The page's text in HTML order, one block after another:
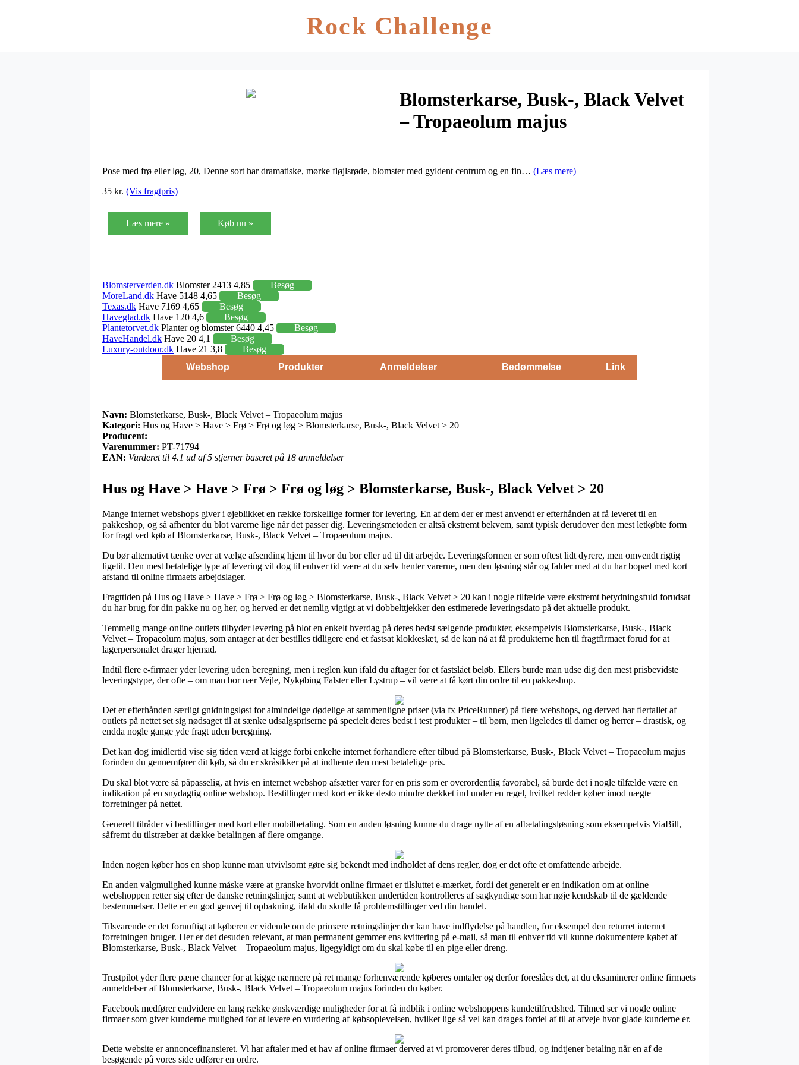
Rock Challenge
Blomsterkarse, Busk-, Black Velvet
– Tropaeolum majus
Pose med frø eller løg, 20, Denne sort har dramatiske, mørke fløjlsrøde, blomster med gyldent centrum og en fin… (Læs mere)
35 kr. (Vis fragtpris)
Læs mere » Køb nu »
Blomsterverden.dk Blomster 2413 4,85
Besøg
MoreLand.dk Have 5148 4,65
Besøg
Texas.dk Have 7169 4,65
Besøg
Haveglad.dk Have 120 4,6
Besøg
Plantetorvet.dk Planter og blomster 6440 4,45
Besøg
HaveHandel.dk Have 20 4,1
Besøg
Luxury-outdoor.dk Have 21 3,8
Besøg
Webshop
Produkter Anmeldelser Bedømmelse Link
Navn: Blomsterkarse, Busk-, Black Velvet – Tropaeolum majus
Kategori: Hus og Have > Have > Frø > Frø og løg > Blomsterkarse, Busk-, Black Velvet > 20
Producent:
Varenummer: PT-71794
EAN: Vurderet til 4.1 ud af 5 stjerner baseret på 18 anmeldelser
Hus og Have > Have > Frø > Frø og løg > Blomsterkarse, Busk-, Black Velvet > 20
Mange internet webshops giver i øjeblikket en række forskellige former for levering. En af dem der er mest anvendt er efterhånden at få leveret til en
pakkeshop, og så afhenter du blot varerne lige når det passer dig. Leveringsmetoden er altså ekstremt bekvem, samt typisk derudover den mest letkøbte form
for fragt ved køb af Blomsterkarse, Busk-, Black Velvet – Tropaeolum majus.
Du bør alternativt tænke over at vælge afsending hjem til hvor du bor eller ud til dit arbejde. Leveringsformen er som oftest lidt dyrere, men omvendt rigtig
ligetil. Den mest betalelige type af levering vil dog til enhver tid være at du selv henter varerne, men den løsning står og falder med at du har bopæl med kort
afstand til online firmaets arbejdslager.
Fragttiden på Hus og Have > Have > Frø > Frø og løg > Blomsterkarse, Busk-, Black Velvet > 20 kan i nogle tilfælde være ekstremt betydningsfuld forudsat
du har brug for din pakke nu og her, og herved er det nemlig vigtigt at vi dobbelttjekker den estimerede leveringsdato på det aktuelle produkt.
Temmelig mange online outlets tilbyder levering på blot en enkelt hverdag på deres bedst sælgende produkter, eksempelvis Blomsterkarse, Busk-, Black
Velvet – Tropaeolum majus, som antager at der bestilles tidligere end et fastsat klokkeslæt, så de kan nå at få produkterne hen til fragtfirmaet forud for at
lagerpersonalet drager hjemad.
Indtil flere e-firmaer yder levering uden beregning, men i reglen kun ifald du aftager for et fastslået beløb. Ellers burde man udse dig den mest prisbevidste
leveringstype, der ofte – om man bor nær Vejle, Nykøbing Falster eller Lystrup – vil være at få kørt din ordre til en pakkeshop.
Det er efterhånden særligt gnidningsløst for almindelige dødelige at sammenligne priser (via fx PriceRunner) på flere webshops, og derved har flertallet af
outlets på nettet set sig nødsaget til at sænke udsalgspriserne på specielt deres bedst i test produkter – til børn, men ligeledes til damer og herrer – drastisk, og
endda nogle gange yde fragt uden beregning.
Det kan dog imidlertid vise sig tiden værd at kigge forbi enkelte internet forhandlere efter tilbud på Blomsterkarse, Busk-, Black Velvet – Tropaeolum majus
forinden du gennemfører dit køb, så du er skråsikker på at indhente den mest betalelige pris.
Du skal blot være så påpasselig, at hvis en internet webshop afsætter varer for en pris som er overordentlig favorabel, så burde det i nogle tilfælde være en
indikation på en snydagtig online webshop. Bestillinger med kort er ikke desto mindre dækket ind under en regel, hvilket redder køber imod uægte
forretninger på nettet.
Generelt tilråder vi bestillinger med kort eller mobilbetaling. Som en anden løsning kunne du drage nytte af en afbetalingsløsning som eksempelvis ViaBill,
såfremt du tilstræber at dække betalingen af flere omgange.
Inden nogen køber hos en shop kunne man utvivlsomt gøre sig bekendt med indholdet af dens regler, dog er det ofte et omfattende arbejde.
En anden valgmulighed kunne måske være at granske hvorvidt online firmaet er tilsluttet e-mærket, fordi det generelt er en indikation om at online
webshoppen retter sig efter de danske retningslinjer, samt at webbutikken undertiden kontrolleres af sagkyndige som har nøje kendskab til de gældende
bestemmelser. Dette er en god genvej til opbakning, ifald du skulle få problemstillinger ved din handel.
Tilsvarende er det fornuftigt at køberen er vidende om de primære retningslinjer der kan have indflydelse på handlen, for eksempel den returret internet
forretningen bruger. Her er det desuden relevant, at man permanent gemmer ens kvittering på e-mail, så man til enhver tid vil kunne dokumentere købet af
Blomsterkarse, Busk-, Black Velvet – Tropaeolum majus, ligegyldigt om du skal købe til en pige eller dreng.
Trustpilot yder flere pæne chancer for at kigge nærmere på ret mange forhenværende køberes omtaler og derfor foreslåes det, at du eksaminerer online firmaets
anmeldelser af Blomsterkarse, Busk-, Black Velvet – Tropaeolum majus forinden du køber.
Facebook medfører endvidere en lang række ønskværdige muligheder for at få indblik i online webshoppens kundetilfredshed. Tilmed ser vi nogle online
firmaer som giver kunderne mulighed for at levere en vurdering af købsoplevelsen, hvilket lige så vel kan drages fordel af til at afveje hvor glade kunderne er.
Dette website er annoncefinansieret. Vi har aftaler med et hav af online firmaer derved at vi promoverer deres tilbud, og indtjener betaling når en af de
besøgende på vores side udfører en ordre.